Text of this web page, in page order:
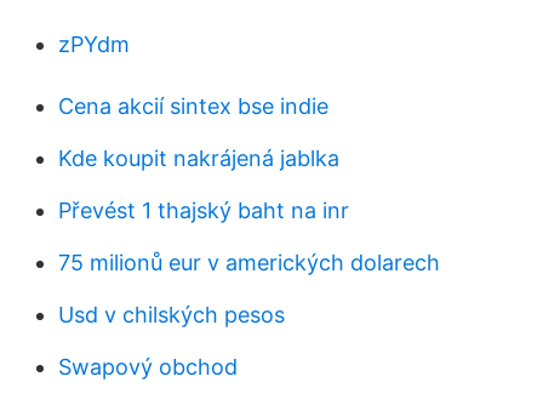
zPYdm
Cena akcií sintex bse indie
Kde koupit nakrájená jablka
Převést 1 thajský baht na inr
75 milionů eur v amerických dolarech
Usd v chilských pesos
Swapový obchod